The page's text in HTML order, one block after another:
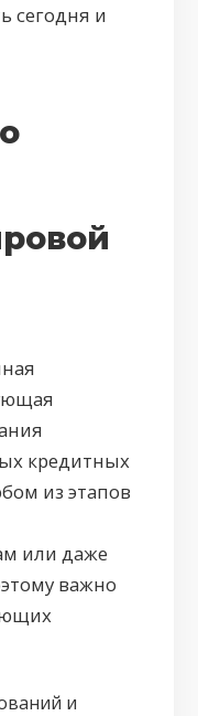
сегодня и
кредитных
из этапов
или даже
важно
и